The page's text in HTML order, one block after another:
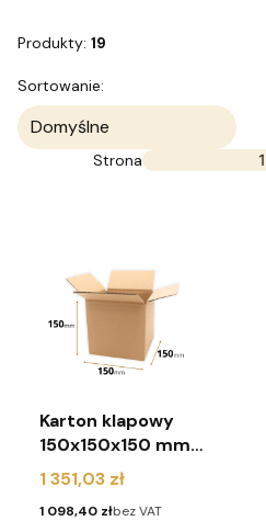
Produkty: 19
Lista produktów
Sortowanie:
Domyślne
Strona
Karton klapowy
150x150x150 mm
(paleta 2640
sztuk)
Cena
1 351,03 zł
Cena
1 098,40 złbez VAT